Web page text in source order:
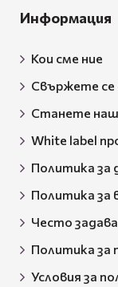
Информация
Кои сме ние
Свържете се
Станете
White label
Политика за
Политика за
Често
Политика за
Условия за